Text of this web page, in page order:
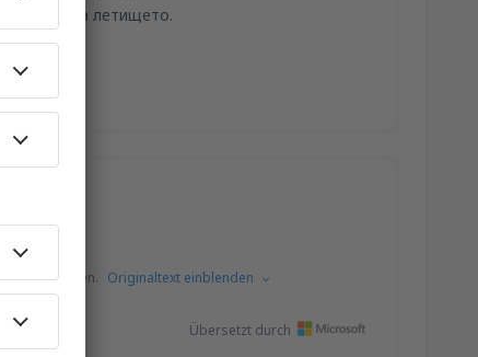
на летището.
Polnischen. Originaltext einblenden
Übersetzt durch